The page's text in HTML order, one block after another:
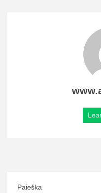
Paieška